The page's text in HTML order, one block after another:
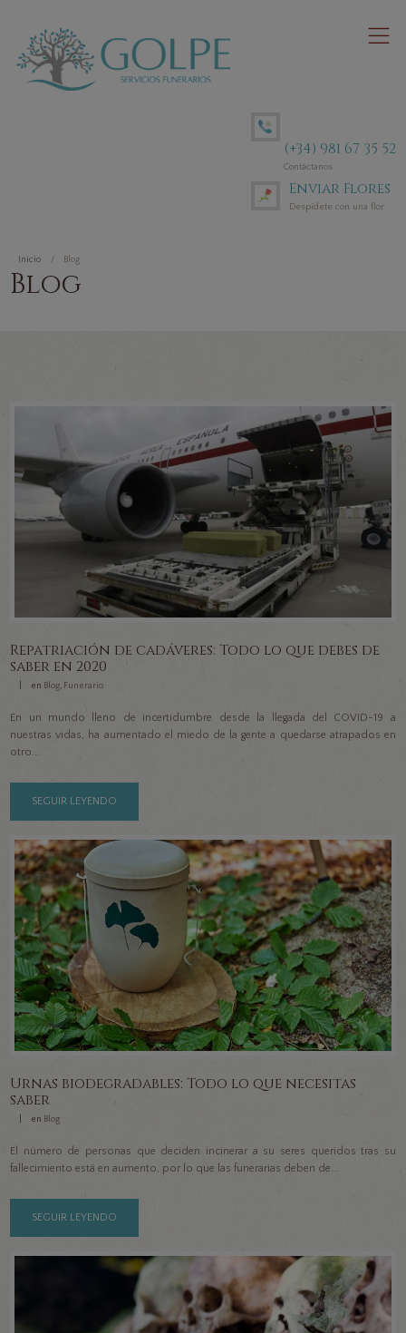
(+34) 981 67 35 52
Contáctanos
Enviar Flores
Despídete con una flor
Inicio Blog
Blog
Repatriación de cadáveres: Todo lo que debes de
saber en 2020
en Blog, Funerario
En un mundo lleno de incertidumbre desde la llegada del COVID-19 a
nuestras vidas, ha aumentado el miedo de la gente a quedarse atrapados en
otro...
SEGUIR LEYENDO
Urnas biodegradables: Todo lo que necesitas
saber
en Blog
El número de personas que deciden incinerar a su seres queridos tras su
fallecimiento está en aumento, por lo que las funerarias deben de...
SEGUIR LEYENDO